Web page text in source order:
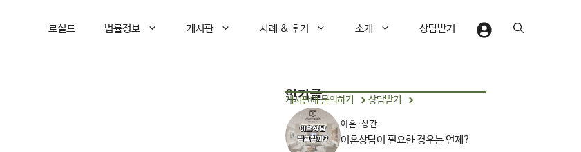
로실드 법률정보 게시판 사례 & 후기 소개 상담받기
인기글
게시판에 문의하기 상담받기
이혼·상간
이혼상담이 필요한 경우는 언제?